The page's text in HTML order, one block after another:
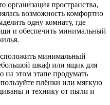
пространства,
возможность комфортно
одну комнату, где
и обеспечить минимальный
минимальный
шкаф или ящик для
этом этапе продумать
плёнки или мягкую
и технику от пыли и